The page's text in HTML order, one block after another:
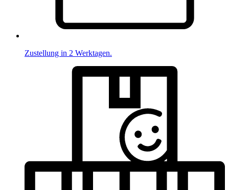
Zustellung in 2 Werktagen.